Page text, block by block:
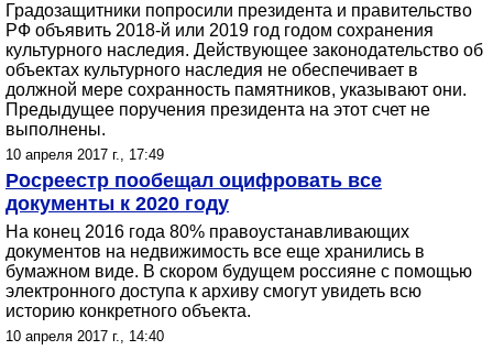
Градозащитники попросили президента и правительство
РФ объявить 2018-й или 2019 год годом сохранения
культурного наследия. Действующее законодательство об
объектах культурного наследия не обеспечивает в
должной мере сохранность памятников, указывают они.
Предыдущее поручения президента на этот счет не
выполнены.
10 апреля 2017 г., 17:49
Росреестр пообещал оцифровать все
документы к 2020 году
На конец 2016 года 80% правоустанавливающих
документов на недвижимость все еще хранились в
бумажном виде. В скором будущем россияне с помощью
электронного доступа к архиву смогут увидеть всю
историю конкретного объекта.
10 апреля 2017 г., 14:40